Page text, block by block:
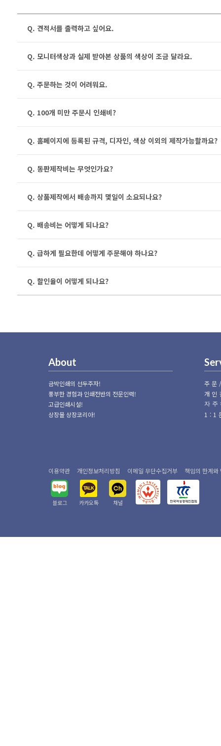
Q. 견적서를 출력하고 싶어요.
Q. 모니터색상과 실제 받아본 상품의 색상이 조금 달라요.
Q. 주문하는 것이 어려워요.
Q. 100개 미만 주문시 인쇄비?
Q. 홈페이지에 등록된 규격, 디자인, 색상 이외의 제작가능할까요?
Q. 동판제작비는 무엇인가요?
Q. 상품제작에서 배송까지 몇일이 소요되나요?
Q. 배송비는 어떻게 되나요?
Q. 급하게 필요한데 어떻게 주문해야 하나요?
Q. 할인율이 어떻게 되나요?
About
금박인쇄의 선두주자!
풍부한 경험과 인쇄전반의 전문인력!
고급인쇄시설!
상장몰 상장코리아!
주
개인
자
1:1
이용약관 개인정보처리방침 이메일 무단수집거부 책임의 한계와
블로그 카카오톡 채널